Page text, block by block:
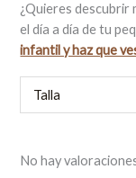
¿Quieres descubrir
el día a día de tu
infantil y haz que
Talla
No hay